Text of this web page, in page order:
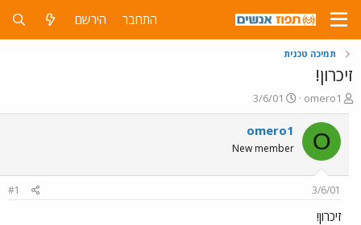
התחבר הירשם
תמיכה טכנית
זיכרון!
פ
ו
ת
ח
ה
ש
א
omero1
פ
ו
ר
ס
ם
3/6/01
O
omero1
New member
3/6/01
#1
זיכרון!